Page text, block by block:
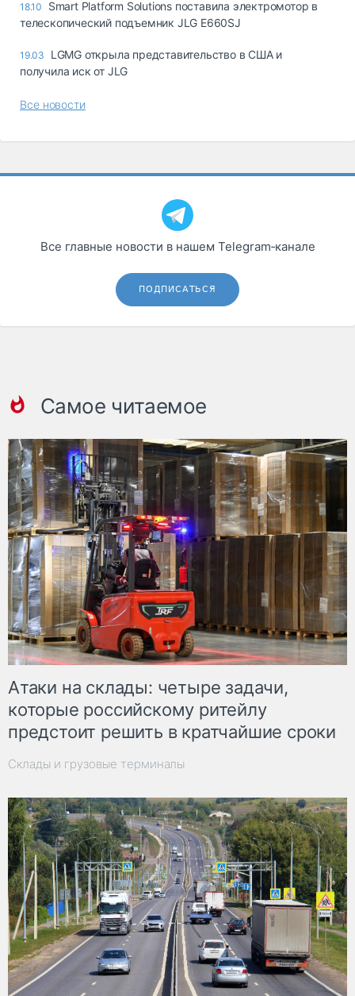
18.10
Smart Platform Solutions поставила электромотор в
телескопический подъемник JLG E660SJ
19.03
LGMG открыла представительство в США и
получила иск от JLG
Все новости
Все главные новости в нашем Telegram‑канале
ПОДПИСАТЬСЯ
Самое читаемое
Атаки на склады: четыре задачи,
которые российскому ритейлу
предстоит решить в кратчайшие сроки
Склады и грузовые терминалы